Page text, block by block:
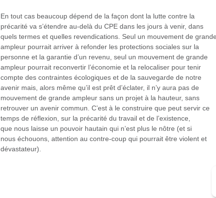
En tout cas beaucoup dépend de la façon dont la lutte contre la
précarité va s’étendre au-delà du CPE dans les jours à venir, dans
quels termes et quelles revendications. Seul un mouvement de grande
ampleur pourrait arriver à refonder les protections sociales sur la
personne et la garantie d’un revenu, seul un mouvement de grande
ampleur pourrait reconvertir l’économie et la relocaliser pour tenir
compte des contraintes écologiques et de la sauvegarde de notre
avenir mais, alors même qu’il est prêt d’éclater, il n’y aura pas de
mouvement de grande ampleur sans un projet à la hauteur, sans
retrouver un avenir commun. C’est à le construire que peut servir ce
temps de réflexion, sur la précarité du travail et de l’existence,
que nous laisse un pouvoir hautain qui n’est plus le nôtre (et si
nous échouons, attention au contre-coup qui pourrait être violent et
dévastateur).